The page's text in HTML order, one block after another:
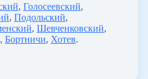
, Голосеевский,
, Подольский,
, Шевченковский,
, Бортничи, Хотев.